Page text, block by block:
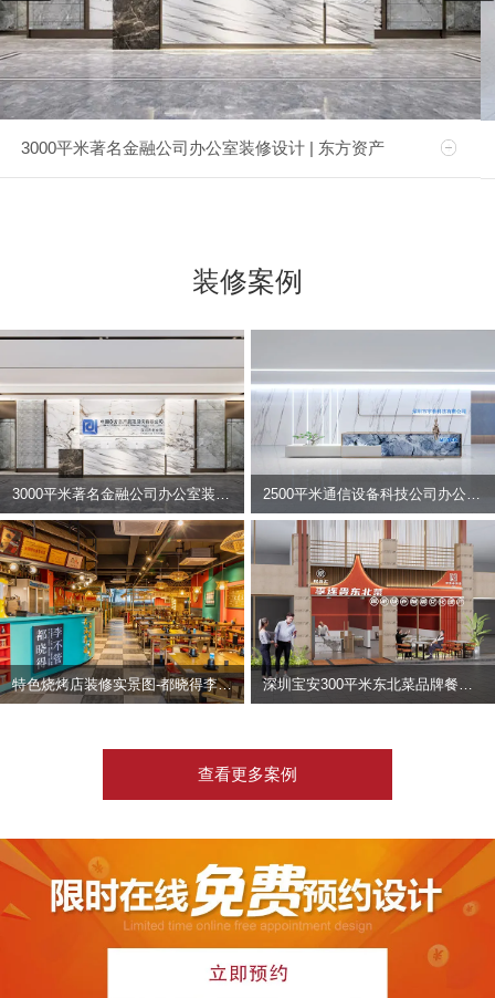
3000平米著名金融公司办公室装修设计 | 东方资产
装修案例
2500平米通信设备科技公司办公室设计 | 宇泰科技
特色烧烤店装修实景图-都晓得李不管
查看更多案例